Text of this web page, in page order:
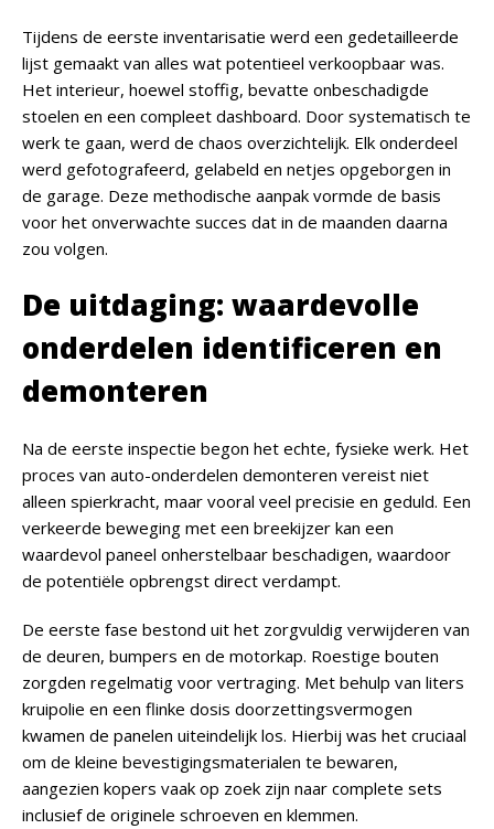
Tijdens de eerste inventarisatie werd een gedetailleerde
lijst gemaakt van alles wat potentieel verkoopbaar was.
Het interieur, hoewel stoffig, bevatte onbeschadigde
stoelen en een compleet dashboard. Door systematisch te
werk te gaan, werd de chaos overzichtelijk. Elk onderdeel
werd gefotografeerd, gelabeld en netjes opgeborgen in
de garage. Deze methodische aanpak vormde de basis
voor het onverwachte succes dat in de maanden daarna
zou volgen.
De uitdaging: waardevolle
onderdelen identificeren en
demonteren
Na de eerste inspectie begon het echte, fysieke werk. Het
proces van auto-onderdelen demonteren vereist niet
alleen spierkracht, maar vooral veel precisie en geduld. Een
verkeerde beweging met een breekijzer kan een
waardevol paneel onherstelbaar beschadigen, waardoor
de potentiële opbrengst direct verdampt.
De eerste fase bestond uit het zorgvuldig verwijderen van
de deuren, bumpers en de motorkap. Roestige bouten
zorgden regelmatig voor vertraging. Met behulp van liters
kruipolie en een flinke dosis doorzettingsvermogen
kwamen de panelen uiteindelijk los. Hierbij was het cruciaal
om de kleine bevestigingsmaterialen te bewaren,
aangezien kopers vaak op zoek zijn naar complete sets
inclusief de originele schroeven en klemmen.